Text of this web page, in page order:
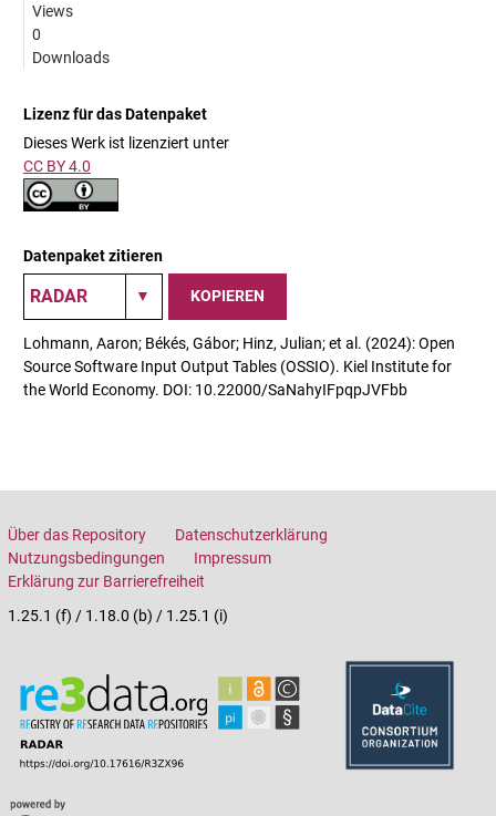
Views
0
Downloads
Lizenz für das Datenpaket
Dieses Werk ist lizenziert unter
CC BY 4.0
Datenpaket zitieren
KOPIEREN
Lohmann, Aaron; Békés, Gábor; Hinz, Julian; et al. (2024): Open
Source Software Input Output Tables (OSSIO). Kiel Institute for
the World Economy. DOI: 10.22000/SaNahyIFpqpJVFbb
Über das Repository
Datenschutzerklärung
Nutzungsbedingungen
Impressum
Erklärung zur Barrierefreiheit
1.25.1 (f) / 1.18.0 (b) / 1.25.1 (i)